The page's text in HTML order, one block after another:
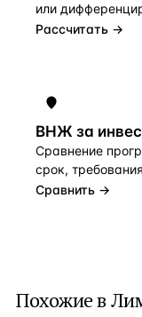
или
Рассчитать →
ВНЖ за
Сравнение
срок,
Сравнить →
Похожие в